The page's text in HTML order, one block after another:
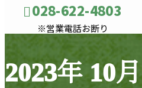
028-622-4803
※営業電話お断り
メールフォーム
2023年 10月